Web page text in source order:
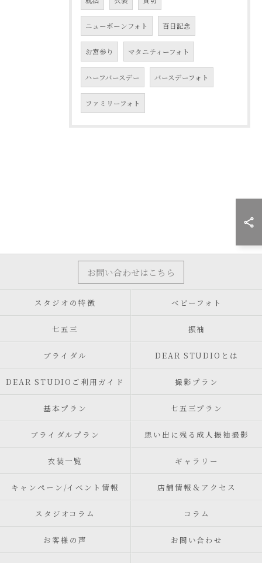
ニューボーンフォト 百日記念
お宮参り マタニティーフォト
ハーフバースデー バースデーフォト
ファミリーフォト
お問い合わせはこちら
スタジオの特徴 ベビーフォト
七五三 振袖
ブライダル DEAR STUDIOとは
DEAR STUDIOご利用ガイド 撮影プラン
基本プラン 七五三プラン
ブライダルプラン 思い出に残る成人振袖撮影
衣装一覧 ギャラリー
キャンペーン/イベント情報 店舗情報＆アクセス
スタジオコラム コラム
お客様の声 お問い合わせ